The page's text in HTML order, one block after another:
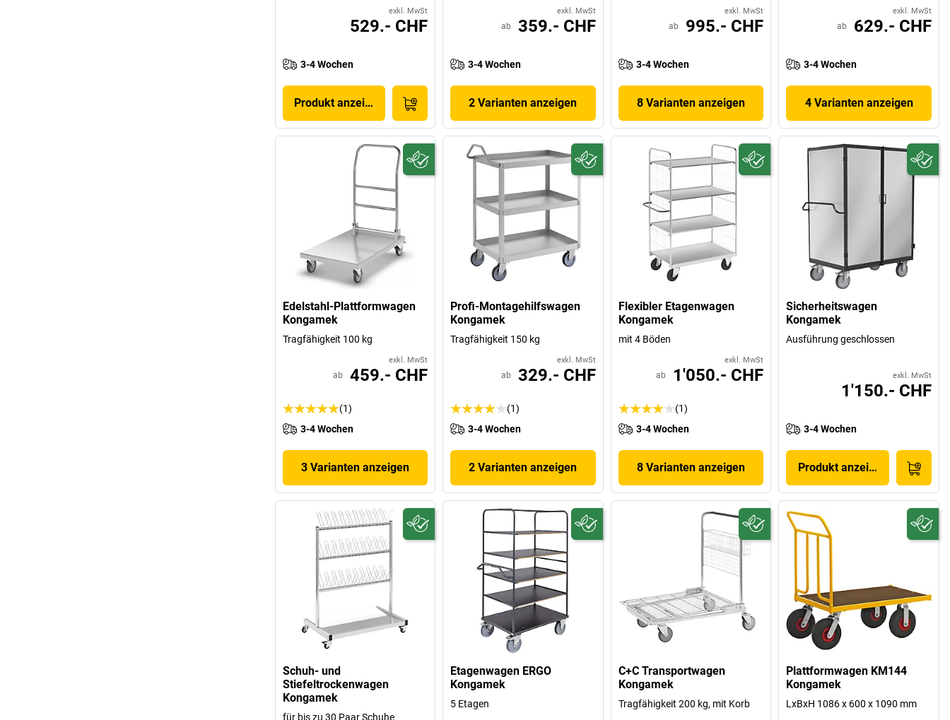
exkl. MwSt
529.- CHF
3-4 Wochen
Produkt anzeigen
exkl. MwSt
ab 359.- CHF
3-4 Wochen
2 Varianten anzeigen
exkl. MwSt
ab 995.- CHF
3-4 Wochen
8 Varianten anzeigen
exkl. MwSt
ab 629.- CHF
3-4 Wochen
4 Varianten anzeigen
Edelstahl-Plattformwagen
Kongamek
Tragfähigkeit 100 kg
exkl. MwSt
ab 459.- CHF
(1)
3-4 Wochen
3 Varianten anzeigen
Profi-Montagehilfswagen
Kongamek
Tragfähigkeit 150 kg
exkl. MwSt
ab 329.- CHF
(1)
3-4 Wochen
2 Varianten anzeigen
Flexibler Etagenwagen
Kongamek
mit 4 Böden
exkl. MwSt
ab 1'050.- CHF
(1)
3-4 Wochen
8 Varianten anzeigen
Sicherheitswagen
Kongamek
Ausführung geschlossen
exkl. MwSt
1'150.- CHF
3-4 Wochen
Produkt anzeigen
Schuh- und
Stiefeltrockenwagen
Kongamek
für bis zu 30 Paar Schuhe
Etagenwagen ERGO
Kongamek
5 Etagen
C+C Transportwagen
Kongamek
Tragfähigkeit 200 kg, mit Korb
Plattformwagen KM144
Kongamek
LxBxH 1086 x 600 x 1090 mm